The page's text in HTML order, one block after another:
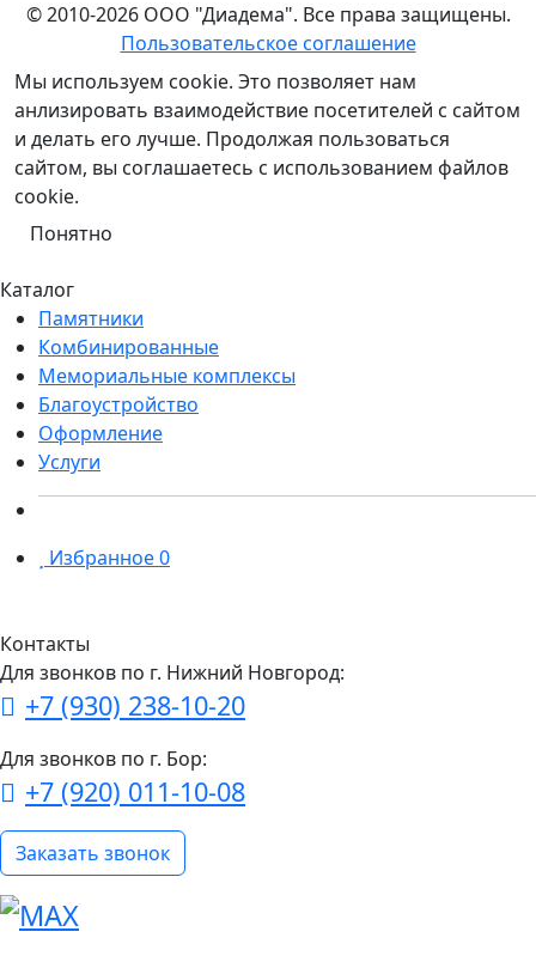
© 2010-2026 ООО "Диадема". Все права защищены.
Пользовательское соглашение
Мы используем cookie. Это позволяет нам
анлизировать взаимодействие посетителей с сайтом
и делать его лучше. Продолжая пользоваться
сайтом, вы соглашаетесь с использованием файлов
cookie.
Понятно
Каталог
Памятники
Комбинированные
Мемориальные комплексы
Благоустройство
Оформление
Услуги
Избранное0
Контакты
Для звонков по г. Нижний Новгород:
+7 (930) 238-10-20
Для звонков по г. Бор:
+7 (920) 011-10-08
Заказать звонок